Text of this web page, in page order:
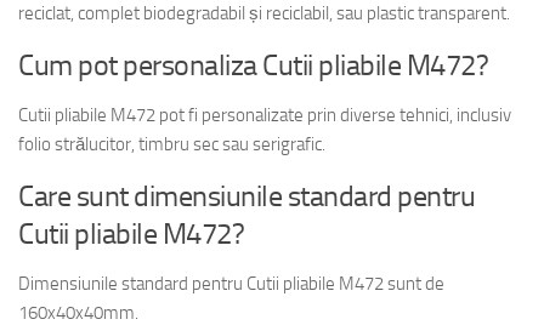
reciclat, complet biodegradabil și reciclabil, sau plastic transparent.
Cum pot personaliza Cutii pliabile M472?
Cutii pliabile M472 pot fi personalizate prin diverse tehnici, inclusiv
folio strălucitor, timbru sec sau serigrafic.
Care sunt dimensiunile standard pentru
Cutii pliabile M472?
Dimensiunile standard pentru Cutii pliabile M472 sunt de
160x40x40mm.